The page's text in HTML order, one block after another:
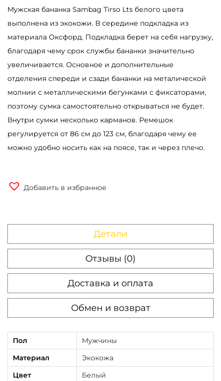
Мужская бананка Sambag Tirso Lts белого цвета
выполнена из экокожи. В середине подкладка из
материала Оксфорд. Подкладка берет на себя нагрузку,
благодаря чему срок службы бананки значительно
увеличивается. Основное и дополнительные
отделения спереди и сзади бананки на металической
молнии с металлическими бегунками с фиксаторами,
поэтому сумка самостоятельно открываться не будет.
Внутри сумки несколько карманов. Ремешок
регулируется от 86 см до 123 см, благодаря чему ее
можно удобно носить как на поясе, так и через плечо.
Добавить в избранное
Детали
Отзывы (0)
Доставка и оплата
Обмен и возврат
Пол
Мужчины
Материал
Экокожа
Цвет
Белый